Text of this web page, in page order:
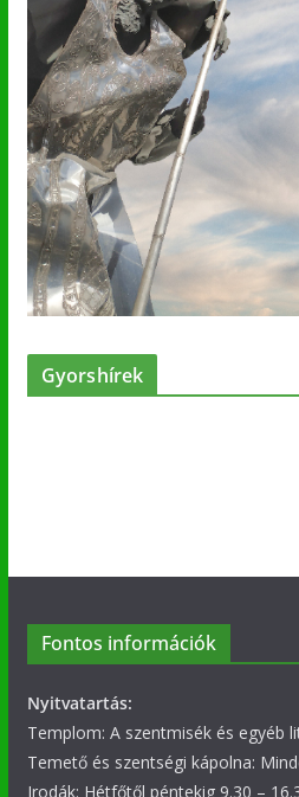
Gyorshírek
Fontos információk
Nyitvatartás:
Templom: A szentmisék és egyéb
Temető és szentségi kápolna:
Irodák: Hétfőtől péntekig 9.30 –